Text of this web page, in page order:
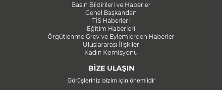
Basın Bildirileri ve Haberler
Genel Başkandan
TİS Haberleri
Eğitim Haberleri
Örgütlenme Grev ve Eylemlerden Haberler
Uluslararası İlişkiler
Kadın Komisyonu
BİZE ULAŞIN
Görüşleriniz bizim için önemlidir